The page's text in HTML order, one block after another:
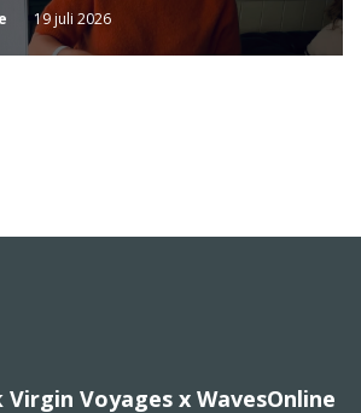
19 juli 2026
Virgin Voyages x WavesOnline